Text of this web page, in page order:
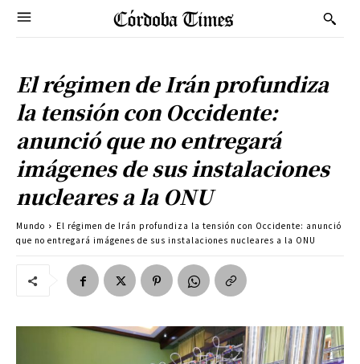
El régimen de Irán profundiza
la tensión con Occidente:
anunció que no entregará
imágenes de sus instalaciones
nucleares a la ONU
Mundo
El régimen de Irán profundiza la tensión con Occidente: anunció
que no entregará imágenes de sus instalaciones nucleares a la ONU